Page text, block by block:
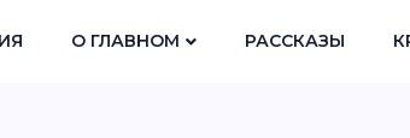
О ГЛАВНОМ РАССКАЗЫ